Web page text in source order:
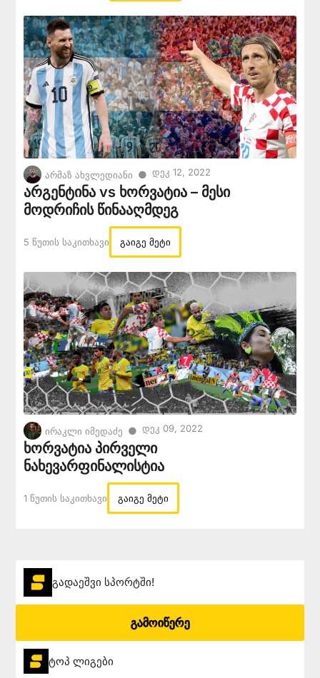
არმაზ ახვლედიანი ● Დეკ 12, 2022
არგენტინა vs ხორვატია – მესი
მოდრიჩის წინააღმდეგ
5 Წუთის Საკითხავი გაიგე მეტი
ირაკლი იმედაძე ● Დეკ 09, 2022
ხორვატია პირველი
ნახევარფინალისტია
1 Წუთის Საკითხავი გაიგე მეტი
გადაეშვი სპორტში!
გამოიწერე
ტოპ ლიგები